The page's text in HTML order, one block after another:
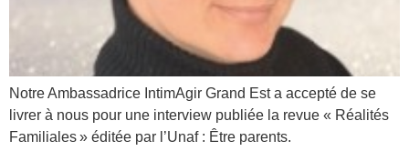
Notre Ambassadrice IntimAgir Grand Est a accepté de se
livrer à nous pour une interview publiée la revue « Réalités
Familiales » éditée par l’Unaf : Être parents.